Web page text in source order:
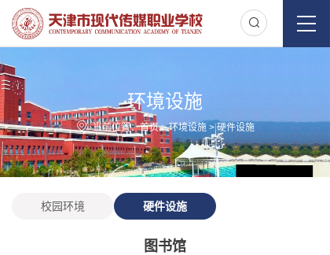
环境设施
当前位置：首页 > 环境设施 > 硬件设施
校园环境 硬件设施
图书馆